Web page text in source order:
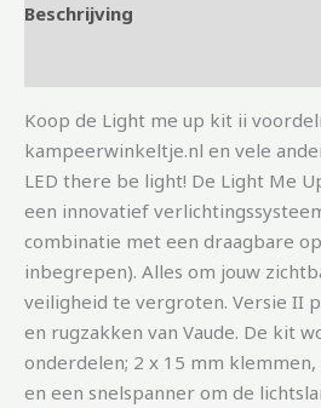
Beschrijving
Koop de Light me up kit ii
kampeerwinkeltje.nl en vele
LED there be light! De Light Me
een innovatief
combinatie met een draagbare
inbegrepen). Alles om jouw
veiligheid te vergroten. Versie II
en rugzakken van Vaude. De kit
onderdelen; 2 x 15 mm
en een snelspanner om de